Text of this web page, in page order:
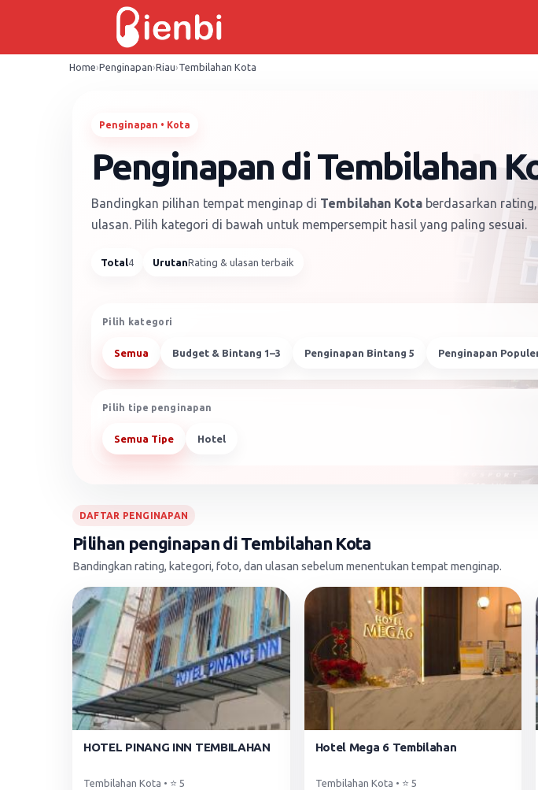
Home›Penginapan›Riau›Tembilahan Kota
Penginapan • Kota
Penginapan di Tembilahan
Bandingkan pilihan tempat menginap di Tembilahan Kota berdasarkan
ulasan. Pilih kategori di bawah untuk mempersempit hasil yang paling sesuai.
Total4 UrutanRating & ulasan terbaik
Pilih kategori
Semua Budget & Bintang 1–3 Penginapan Bintang 5 Penginapan
Pilih tipe penginapan
Semua Tipe Hotel
DAFTAR PENGINAPAN
Pilihan penginapan di Tembilahan Kota
Bandingkan rating, kategori, foto, dan ulasan sebelum menentukan tempat menginap.
HOTEL PINANG INN TEMBILAHAN
Tembilahan Kota • ⭐ 5
Hotel Mega 6 Tembilahan
Tembilahan Kota • ⭐ 5